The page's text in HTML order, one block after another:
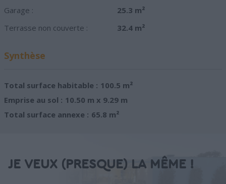
Garage :
25.3 m²
Terrasse non couverte :
32.4 m²
Synthèse
Total surface habitable : 100.5 m²
Emprise au sol : 10.50 m x 9.29 m
Total surface annexe : 65.8 m²
JE VEUX (PRESQUE) LA MÊME !